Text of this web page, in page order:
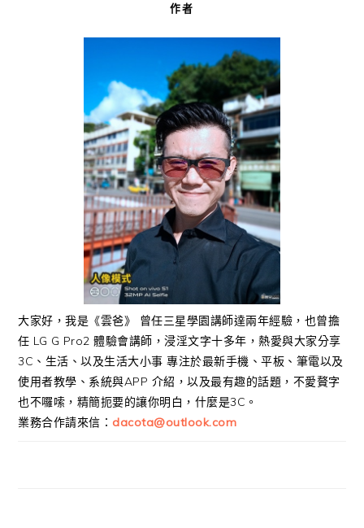
作者
大家好，我是《雲爸》 曾任三星學園講師達兩年經驗，也曾擔
任 LG G Pro2 體驗會講師，浸淫文字十多年，熱愛與大家分享
3C、生活、以及生活大小事 專注於最新手機、平板、筆電以及
使用者教學、系統與APP 介紹，以及最有趣的話題，不愛贅字
也不囉嗦，精簡扼要的讓你明白，什麼是3C。
業務合作請來信： dacota@outlook.com